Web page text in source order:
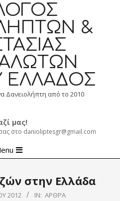
&
ΕΛΛΆΔΟΣ
Δανειολήπτη από το 2010
μας!
στο danioliptesgr@gmail.com
στην Ελλάδα
2012 IN: ΆΡΘΡΑ